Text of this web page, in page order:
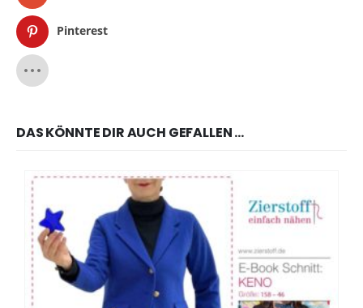
Pinterest
DAS KÖNNTE DIR AUCH GEFALLEN …